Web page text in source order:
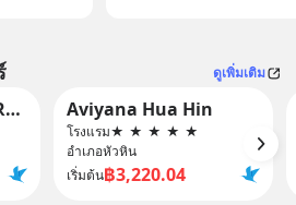
ดูเพิ่มเติม
Devasom Hua Hin Resort Aviyana Hua Hin
โรงแรม★ ★ ★ ★ ★
อำเภอหัวหิน
เริ่มต้น฿3,220.04